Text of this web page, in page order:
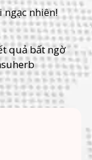
ngạc nhiên!
quả bất ngờ